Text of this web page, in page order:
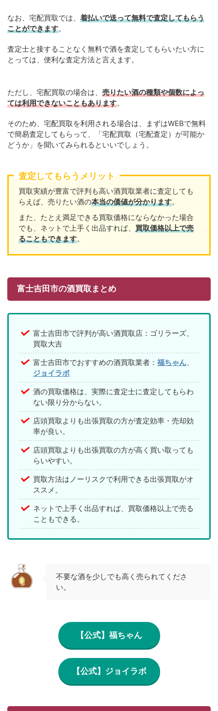
なお、宅配買取では、 着払いで送って無料で査定してもらう
ことができます。
査定士と接することなく無料で酒を査定してもらいたい方に
とっては、便利な査定方法と言えます。
ただし、宅配買取の場合は、 売りたい酒の種類や個数によっ
ては利用できないこともあります。
そのため、宅配買取を利用される場合は、まずはWEBで無料
で簡易査定してもらって、「宅配買取（宅配査定）が可能か
どうか」を聞いてみられるといいでしょう。
査定してもらうメリット
買取実績が豊富で評判も高い酒買取業者に査定しても
らえば、売りたい酒の本当の価値が分かります。
また、たとえ満足できる買取価格にならなかった場合
でも、ネットで上手く出品すれば、 買取価格以上で売
ることもできます。
富士吉田市の酒買取まとめ
富士吉田市で評判が高い酒買取店：ゴリラーズ、
買取大吉
富士吉田市でおすすめの酒買取業者： 福ちゃん
ジョイラボ
酒の買取価格は、実際に査定士に査定してもらわ
ない限り分からない。
店頭買取よりも出張買取の方が査定効率・売却効
率が良い。
店頭買取よりも出張買取の方が高く買い取っても
らいやすい。
買取方法はノーリスクで利用できる出張買取がオ
ススメ。
ネットで上手く出品すれば、買取価格以上で売る
こともできる。
不要な酒を少しでも高く売られてくださ
い。
【公式】福ちゃん
【公式】ジョイラボ